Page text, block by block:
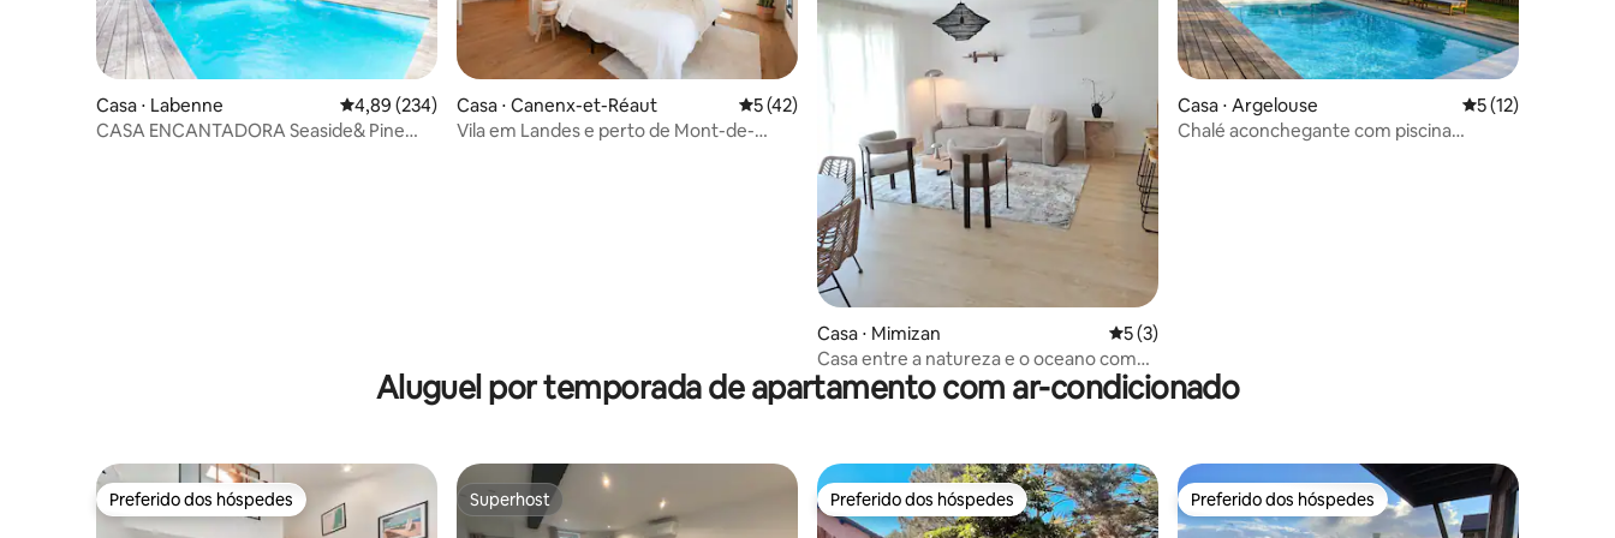
Casa ⋅ Labenne 4,89 de uma avaliação média de 5, 234 avaliações
4,89 (234)
CASA ENCANTADORA Seaside& Pine
Casa ⋅ Canenx-et-Réaut 5 de uma avaliação média de 5, 42 avaliações
5 (42)
Vila em Landes e perto de Mont-de-
Casa ⋅ Mimizan 5 de uma avaliação média de 5, 3 avaliações
5 (3)
Casa entre a natureza e o oceano com
jardim em Mimizan
Casa ⋅ Argelouse 5 de uma
5 (12)
Chalé aconchegante com piscina
Aluguel por temporada de apartamento com ar-condicionado
Preferido dos hóspedes
Preferido dos hóspedes Superhost
Superhost Preferido dos hóspedes
Preferido dos hóspedes Preferido dos hóspedes
Preferido dos hóspedes